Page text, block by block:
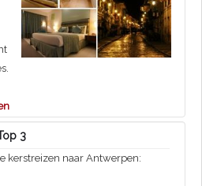
3
kerstreizen naar Antwerpen: